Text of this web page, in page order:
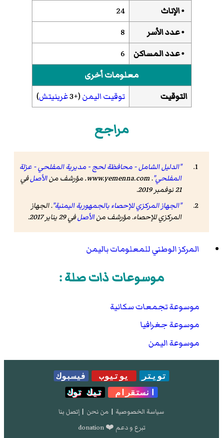
• الإناث
24
• عدد الأسر
8
• عدد المساكن
6
معلومات أخرى
التوقيت
توقيت اليمن(+3 غرينيتش)
مراجع
"الدليل الشامل - محافظة لحج - مديرية المفلحي - عزلة
المفلحي".
www.yemenna.com. مؤرشف منالأصلفي
21 نوفمبر 2019
.
"الجهاز المركزي للإحصاء بالجمهورية اليمنية". الجهاز
المركزي للإحصاء. مؤرشف منالأصلفي 29 يناير 2017 .
المركز الوطني للمعلومات باليمن
موسوعات ذات صلة :
موسوعة تجمعات سكانية
موسوعة جغرافيا
موسوعة اليمن
تويتر يوتيوب
فيسبوك
انستقرام
تيك توك
سياسة الخصوصية | من نحن | إتصل بنا
تبرع و دعم ❤️ donation